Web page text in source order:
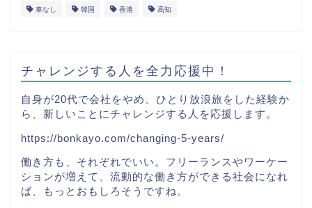
車なし 韓国 香港 高知
チャレンジする人を全力応援中！
自身が20代で会社をやめ、ひとり放浪旅をした経験か
ら、新しいことにチャレンジする人を応援します。
https://bonkayo.com/changing-5-years/
働き方も、それぞれでいい。フリーランスやワーケー
ションが増えて、流動的な働き方ができる社会になれ
ば、もっとおもしろそうですね。